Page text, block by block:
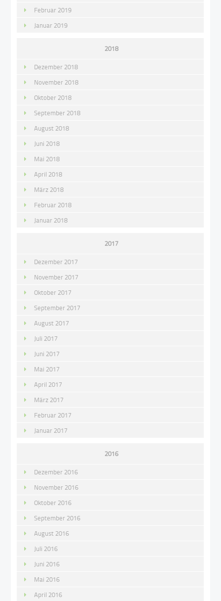
Februar 2019
Januar 2019
2018
Dezember 2018
November 2018
Oktober 2018
September 2018
August 2018
Juni 2018
Mai 2018
April 2018
März 2018
Februar 2018
Januar 2018
2017
Dezember 2017
November 2017
Oktober 2017
September 2017
August 2017
Juli 2017
Juni 2017
Mai 2017
April 2017
März 2017
Februar 2017
Januar 2017
2016
Dezember 2016
November 2016
Oktober 2016
September 2016
August 2016
Juli 2016
Juni 2016
Mai 2016
April 2016